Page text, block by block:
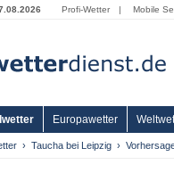
Profi-Wetter | Mobile
Europawetter
Taucha bei Leipzig